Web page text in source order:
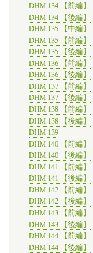
DHM 134 【前編】
DHM 134 【後編】
DHM 135 【中編】
DHM 135 【前編】
DHM 135 【後編】
DHM 136 【前編】
DHM 136 【後編】
DHM 137 【前編】
DHM 137 【後編】
DHM 138 【前編】
DHM 138 【後編】
DHM 139
DHM 140 【前編】
DHM 140 【後編】
DHM 141 【前編】
DHM 141 【後編】
DHM 142 【前編】
DHM 142 【後編】
DHM 143 【前編】
DHM 143 【後編】
DHM 144 【前編】
DHM 144 【後編】